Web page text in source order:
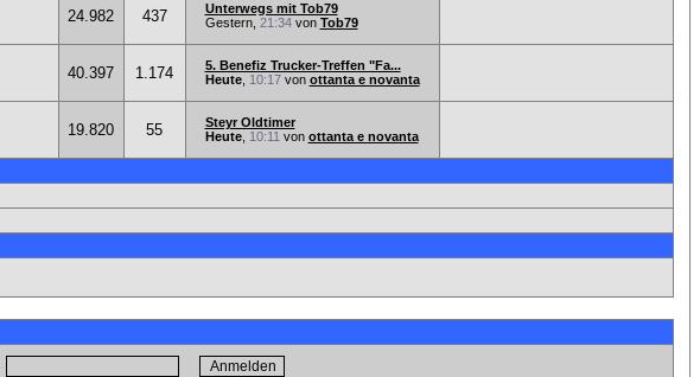
24.982 437
Unterwegs mit Tob79
Gestern, 21:34von Tob79
40.397 1.174
5. Benefiz Trucker-Treffen "Fa...
Heute, 10:17von ottanta e novanta
19.820 55
Steyr Oldtimer
Heute, 10:11 von ottanta e novanta